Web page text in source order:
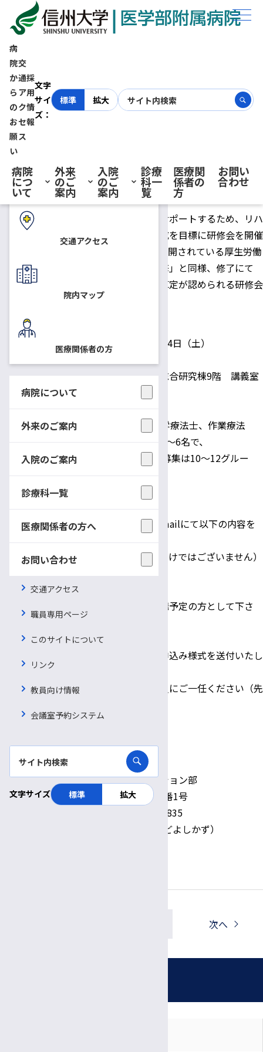
病
院
か
ら
の
お
願
い
交
通
ア
ク
セ
ス
採
用
情
報
文字
サイ
ズ：
標準 拡大
病院
につ
いて
外来
のご
案内
入院
のご
案内
診療
科一
覧
医療関
係者の
方
お問い
合わせ
ホーム
お知らせ
平成29年度信州がんのリハビリテーション研修会
平成29年度信州がんのリハビ
リテーション研修会
2017.07.26
信州大学医学部附属病院は長野県における「都道府県がん診療
連携拠点病院」に指定されています。
がん患者とその家族の質の高い生活をサポートするため、リハ
ビリテーションに精通した医療者の育成を目標に研修会を開催
いたします。この研修会は、全国的に展開されている厚生労働
省後援「がんのリハビリテーション研修」と同様、修了にて
「がん患者リハビリテーション料」の算定が認められる研修会
日時： 平成29年11月3日（金・祝）、4日（土）
信州大学松本キャンパス 旭総合研究棟9階 講義室
A・B・C
対象：医師1名、看護師1名および理学療法士、作業療法
士、言語聴覚士のうち2～4名での合計4～6名で、
同一施設からのチーム参加（募集は10～12グルー
平成29年8月18日(金）正午までに、E-mailにて以下の内容を
（※この時点にて、受講が決定されるわけではございません）
② 貴院・貴施設の所在地
③ 申込み代表者の氏名（代表者は受講予定の方として下さ
④ 申込み代表者のE-mailアドレス
受講が決定しましたら、折り返しお申込み様式を送付いたし
受講の可否につきましては、実行委員にご一任ください（先
【問い合わせ先】
信州大学医学部附属病院リハビリテーション部
〒390-8621 長野県松本市旭3丁目1番1号
TEL:0263-37-2836 FAX：0263-37-2835
リハビリテーション部 井戸芳和(いどよしかず）
次へ
入院・ご面会の方へ
交通アクセス
院内マップ
医療関係者の方
病院について
外来のご案内
入院のご案内
診療科一覧
医療関係者の方へ
お問い合わせ
交通アクセス
職員専用ページ
このサイトについて
リンク
教員向け情報
会議室予約システム
文字サイズ 標準 拡大